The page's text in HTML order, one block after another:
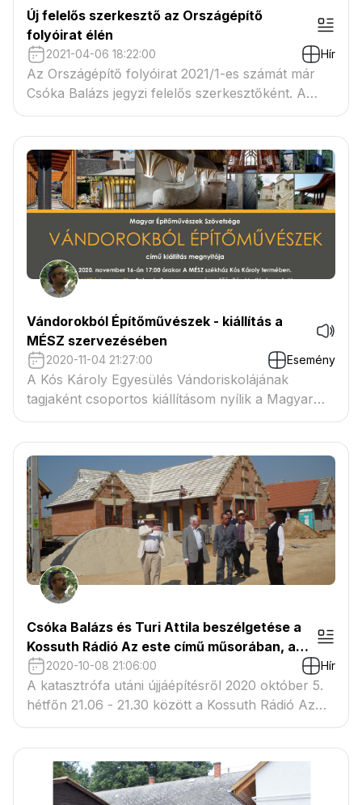
Új felelős szerkesztő az Országépítő
folyóirat élén
2021-04-06 18:22:00 Hír
Az Országépítő folyóirat 2021/1-es számát már
Csóka Balázs jegyzi felelős szerkesztőként. A
lapszám előzetes ajánlójaként az ő
bemutatkozását, illetve az előző lapszám Dévényi
Sándor főszerkesztő által írt előszavát adta közre
az orszagepito.net honlap, a személyi változások
bemutatására.
Vándorokból Építőművészek - kiállítás a
MÉSZ szervezésében
2020-11-04 21:27:00 Esemény
A Kós Károly Egyesülés Vándoriskolájának
tagjaként csoportos kiállításom nyílik a Magyar
Építőművészek Szövetségének székházában.
Csóka Balázs és Turi Attila beszélgetése a
Kossuth Rádió Az este című műsorában, a
Vörösiszap Katasztrófa 10 éves
évfordulóján
2020-10-08 21:06:00 Hír
A katasztrófa utáni újjáépítésről 2020 október 5.
hétfőn 21.06 - 21.30 között a Kossuth Rádió Az
este című műsorában volt hallható Turi Attila és
Csóka Balázs építészek beszélgetése.